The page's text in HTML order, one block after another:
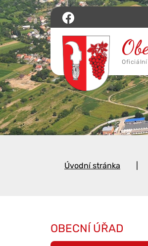
Úvodní stránka
OBECNÍ ÚŘAD